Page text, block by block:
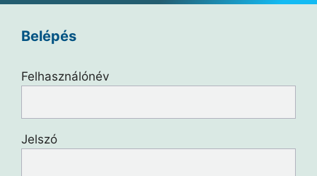
Belépés
Felhasználónév
Jelszó